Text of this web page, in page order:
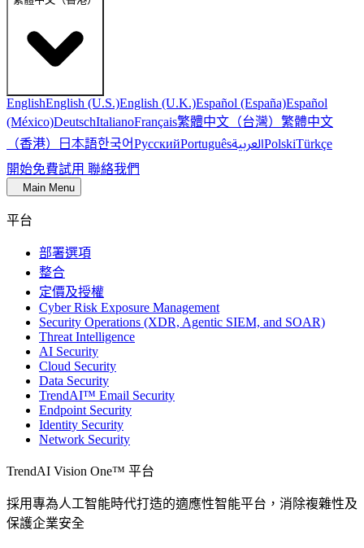
EnglishEnglish (U.S.)English (U.K.)Español (España)Español
(México)DeutschItalianoFrançais繁體中文（台灣） 繁體中文
（香港） 日本語한국어РусскийPortuguêsالعربيةPolskiTürkçe
開始免費試用 聯絡我們
Main Menu
平台
部署選項
整合
定價及授權
Cyber Risk Exposure Management
Security Operations (XDR, Agentic SIEM, and SOAR)
Threat Intelligence
AI Security
Cloud Security
Data Security
TrendAI™ Email Security
Endpoint Security
Identity Security
Network Security
TrendAI Vision One™ 平台
採用專為人工智能時代打造的適應性智能平台，消除複雜性及
保護企業安全